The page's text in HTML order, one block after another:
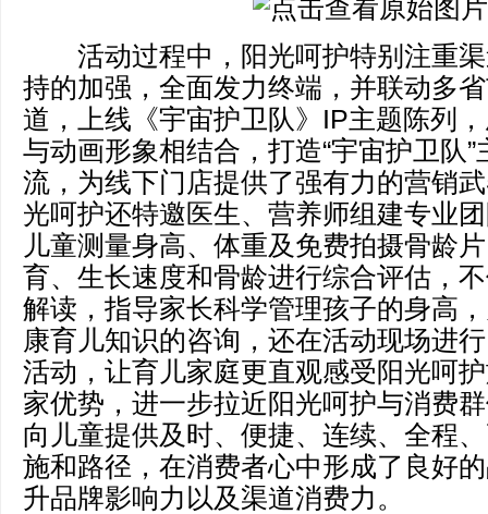
活动过程中，阳光呵护特别注重渠
持的加强，全面发力终端，并联动多
道，上线《宇宙护卫队》IP主题陈列
与动画形象相结合，打造“宇宙护卫队
流，为线下门店提供了强有力的营销
光呵护还特邀医生、营养师组建专业
儿童测量身高、体重及免费拍摄骨龄
育、生长速度和骨龄进行综合评估，
解读，指导家长科学管理孩子的身高
康育儿知识的咨询，还在活动现场进
活动，让育儿家庭更直观感受阳光呵
家优势，进一步拉近阳光呵护与消费
向儿童提供及时、便捷、连续、全程
施和路径，在消费者心中形成了良好
升品牌影响力以及渠道消费力。